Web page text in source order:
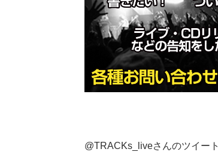
@TRACKs_liveさんのツイート